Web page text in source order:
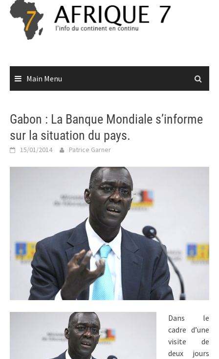
Skip
content
Main Menu
Gabon : La Banque Mondiale s’informe
sur la situation du pays.
15/01/2014 Patrice Garner
Dans le
cadre d’une
visite de
deux jours